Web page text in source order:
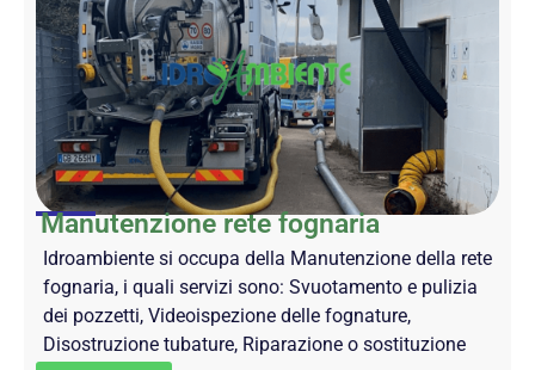
Manutenzione rete fognaria
Idroambiente si occupa della Manutenzione della rete
fognaria, i quali servizi sono: Svuotamento e pulizia
dei pozzetti, Videoispezione delle fognature,
Disostruzione tubature, Riparazione o sostituzione